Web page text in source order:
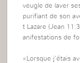
veugle de laver
purifiant de son
t Lazare (Jean
anifestations de
«Lorsque j’étais